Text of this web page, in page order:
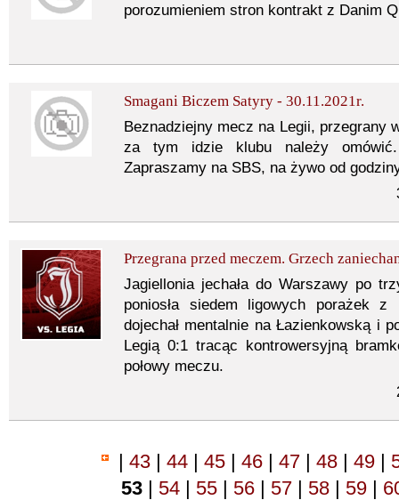
porozumieniem stron kontrakt z Danim
Smagani Biczem Satyry - 30.11.2021r.
Beznadziejny mecz na Legii, przegrany
za tym idzie klubu należy
Zapraszamy na SBS, na żywo od
Przegrana przed meczem. Grzech
Jagiellonia jechała do Warszawy po
poniosła siedem ligowych porażek
dojechał mentalnie na Łazienkowską i
Legią 0:1 tracąc kontrowersyjną
połowy meczu.
| 43 | 44 | 45 | 46 | 47 | 48 | 49 |
53 | 54 | 55 | 56 | 57 | 58 | 59 |